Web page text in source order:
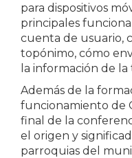
para dispositivos
principales
cuenta de usuario,
topónimo, cómo
la información de
Además de la
funcionamiento de
final de la
el origen y
parroquias del